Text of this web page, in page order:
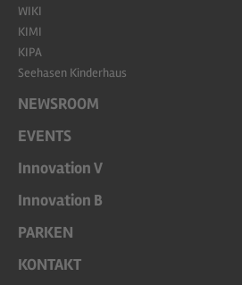
WIKI
KIMI
KIPA
Seehasen Kinderhaus
NEWSROOM
EVENTS
Innovation V
Innovation B
PARKEN
KONTAKT